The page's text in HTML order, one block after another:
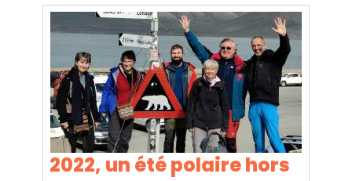
2022, un été polaire hors